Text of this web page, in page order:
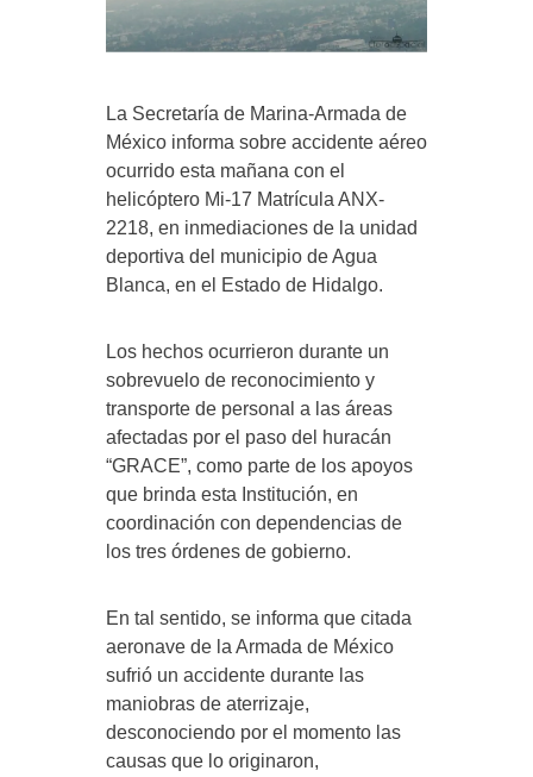
La Secretaría de Marina-Armada de
México informa sobre accidente aéreo
ocurrido esta mañana con el
helicóptero Mi-17 Matrícula ANX-
2218, en inmediaciones de la unidad
deportiva del municipio de Agua
Blanca, en el Estado de Hidalgo.
Los hechos ocurrieron durante un
sobrevuelo de reconocimiento y
transporte de personal a las áreas
afectadas por el paso del huracán
“GRACE”, como parte de los apoyos
que brinda esta Institución, en
coordinación con dependencias de
los tres órdenes de gobierno.
En tal sentido, se informa que citada
aeronave de la Armada de México
sufrió un accidente durante las
maniobras de aterrizaje,
desconociendo por el momento las
causas que lo originaron,